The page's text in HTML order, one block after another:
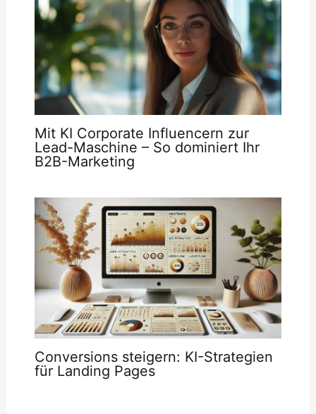
Mit KI Corporate Influencern zur
Lead-Maschine – So dominiert Ihr
B2B-Marketing
Conversions steigern: KI-Strategien
für Landing Pages